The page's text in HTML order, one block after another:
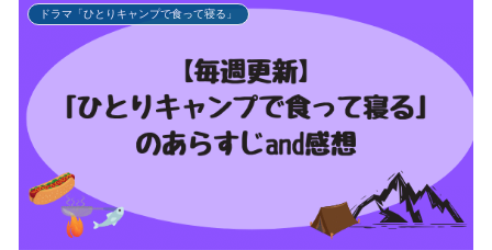
ドラマ「ひとりキャンプで食って寝る」